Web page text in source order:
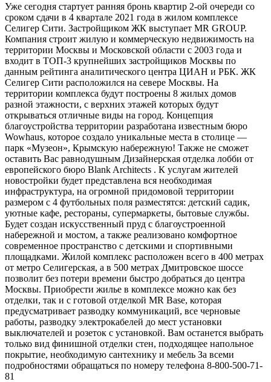
Уже сегодня стартует ранняя бронь квартир 2-ой очереди со
сроком сдачи в 4 квартале 2021 года в жилом комплексе
Селигер Сити. Застройщиком ЖК выступает MR GROUP.
Компания строит жилую и коммерческую недвижимость на
территории Москвы и Московской области с 2003 года и
входит в ТОП-3 крупнейших застройщиков Москвы по
данным рейтинга аналитического центра ЦИАН и РБК. ЖК
Селигер Сити расположился на севере Москвы. На
территории комплекса будут построены 8 жилых домов
разной этажности, с верхних этажей которых будут
открываться отличные виды на город. Концепция
благоустройства территории разработана известным бюро
Wowhaus, которое создало уникальные места в столице —
парк «Музеон», Крымскую набережную! Также не сможет
оставить Вас равнодушным Дизайнерская отделка лобби от
европейского бюро Вlank Architects . К услугам жителей
новостройки будет представлена вся необходимая
инфраструктура, на огромной придомовой территории
размером с 4 футбольных поля разместятся: детский садик,
уютные кафе, рестораны, супермаркеты, бытовые службы.
Будет создан искусственный пруд с благоустроенной
набережной и мостом, а также реализовано комфортное
современное пространство с детскими и спортивными
площадками. Жилой комплекс расположен всего в 400 метрах
от метро Селигерская, а в 500 метрах Дмитровское шоссе
позволит без потери времени быстро добраться до центра
Москвы. Приобрести жилье в комплексе можно как без
отделки, так и с готовой отделкой MR Base, которая
предусматривает разводку коммуникаций, все черновые
работы, разводку электрокабелей до мест установки
выключателей и розеток с установкой. Вам останется выбрать
только вид финишной отделки стен, подходящее напольное
покрытие, необходимую сантехнику и мебель За всеми
подробностями обращаться по номеру телефона 8-800-500-71-
81